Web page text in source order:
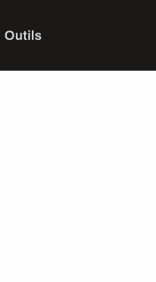
Outils